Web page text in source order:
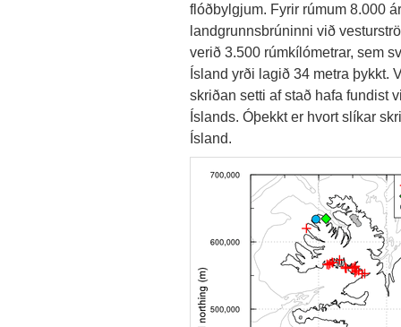
flóðbylgjum. Fyrir rúmum 8.000
landgrunnsbrúninni við
verið 3.500 rúmkílómetrar, sem
Ísland yrði lagið 34 metra þykkt.
skriðan setti af stað hafa fundist
Íslands. Óþekkt er hvort slíkar
Ísland.